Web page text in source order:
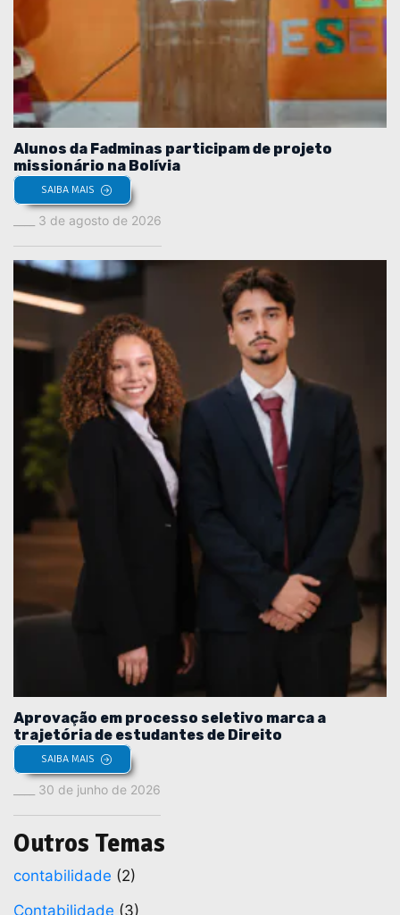
Alunos da Fadminas participam de projeto
missionário na Bolívia
SAIBA MAIS
3 de agosto de 2026
Aprovação em processo seletivo marca a
trajetória de estudantes de Direito
SAIBA MAIS
30 de junho de 2026
Outros Temas
contabilidade (2)
Contabilidade (3)